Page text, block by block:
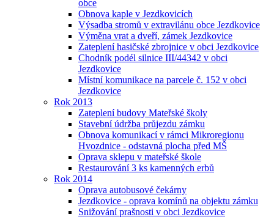
obce
Obnova kaple v Jezdkovicích
Výsadba stromů v extravilánu obce Jezdkovice
Výměna vrat a dveří, zámek Jezdkovice
Zateplení hasičské zbrojnice v obci Jezdkovice
Chodník podél silnice III/44342 v obci
Jezdkovice
Místní komunikace na parcele č. 152 v obci
Jezdkovice
Rok 2013
Zateplení budovy Mateřské školy
Stavební údržba průjezdu zámku
Obnova komunikací v rámci Mikroregionu
Hvozdnice - odstavná plocha před MŠ
Oprava sklepu v mateřské škole
Restaurování 3 ks kamenných erbů
Rok 2014
Oprava autobusové čekárny
Jezdkovice - oprava komínů na objektu zámku
Snižování prašnosti v obci Jezdkovice